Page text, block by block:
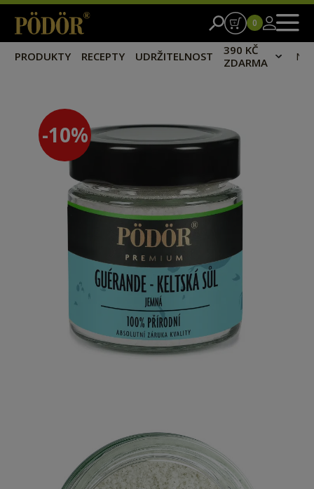
PRODUKTY RECEPTY UDRŽITELNOST
390 KČ
ZDARMA
0
-10%